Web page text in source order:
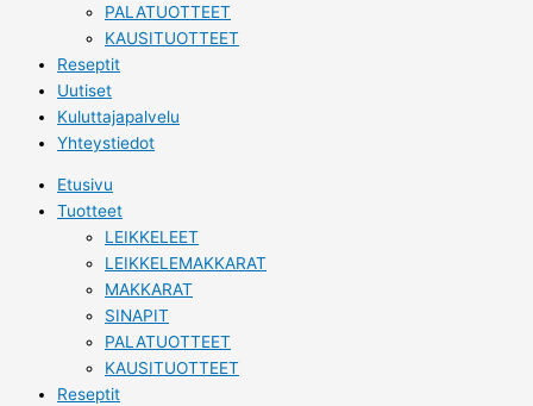
PALATUOTTEET
KAUSITUOTTEET
Reseptit
Uutiset
Kuluttajapalvelu
Yhteystiedot
Etusivu
Tuotteet
LEIKKELEET
LEIKKELEMAKKARAT
MAKKARAT
SINAPIT
PALATUOTTEET
KAUSITUOTTEET
Reseptit